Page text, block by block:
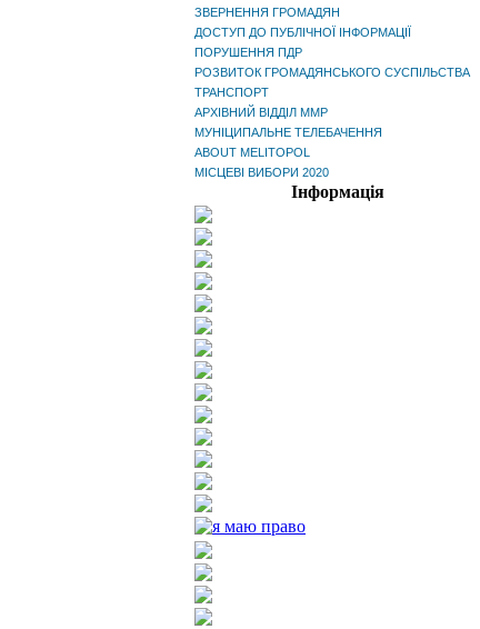
ЗВЕРНЕННЯ ГРОМАДЯН
ДОСТУП ДО ПУБЛІЧНОЇ ІНФОРМАЦІЇ
ПОРУШЕННЯ ПДР
РОЗВИТОК ГРОМАДЯНСЬКОГО СУСПІЛЬСТВА
ТРАНСПОРТ
АРХІВНИЙ ВІДДІЛ ММР
МУНІЦИПАЛЬНЕ ТЕЛЕБАЧЕННЯ
ABOUT MELITOPOL
МІСЦЕВІ ВИБОРИ 2020
Інформація